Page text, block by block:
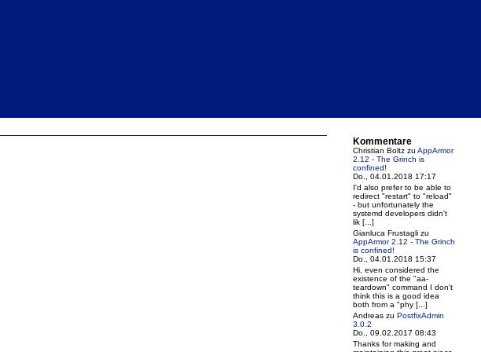
Kommentare
Christian Boltz zu AppArmor
2.12 - The Grinch is
confined!
Do., 04.01.2018 17:17
I'd also prefer to be able to
redirect "restart" to "reload"
- but unfortunately the
systemd developers didn't
lik [...]
Gianluca Frustagli zu
AppArmor 2.12 - The Grinch
is confined!
Do., 04.01.2018 15:37
Hi, even considered the
existence of the "aa-
teardown" command I don't
think this is a good idea
both from a "phy [...]
Andreas zu PostfixAdmin
3.0.2
Do., 09.02.2017 08:43
Thanks for making and